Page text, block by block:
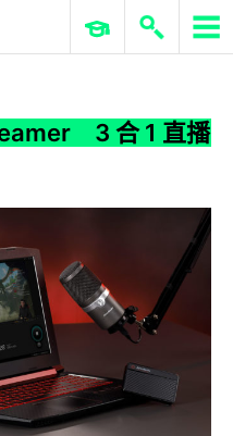
ERP 與商業 AI
3 合 1 直播